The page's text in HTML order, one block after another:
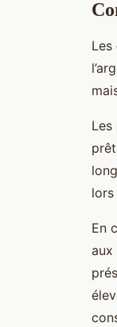
Les
Les
lors
En
aux